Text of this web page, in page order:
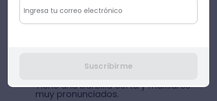
anchura. Además, se caracteriza porque:
Posee pómulos prominentes.
Tiene una barbilla corta y maxilares
muy pronunciados.
Suscribirme